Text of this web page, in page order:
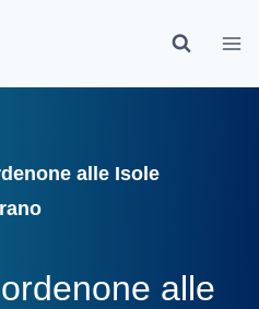
alle Isole
alle